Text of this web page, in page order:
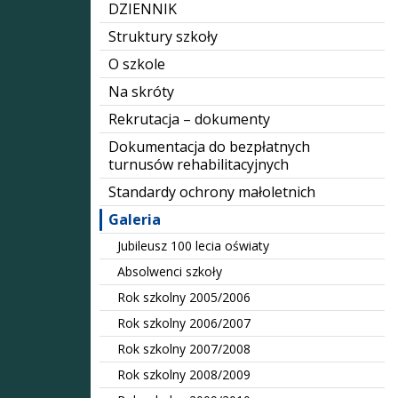
DZIENNIK
Struktury szkoły
O szkole
Na skróty
Rekrutacja – dokumenty
Dokumentacja do bezpłatnych
turnusów rehabilitacyjnych
Standardy ochrony małoletnich
Galeria
Jubileusz 100 lecia oświaty
Absolwenci szkoły
Rok szkolny 2005/2006
Rok szkolny 2006/2007
Rok szkolny 2007/2008
Rok szkolny 2008/2009